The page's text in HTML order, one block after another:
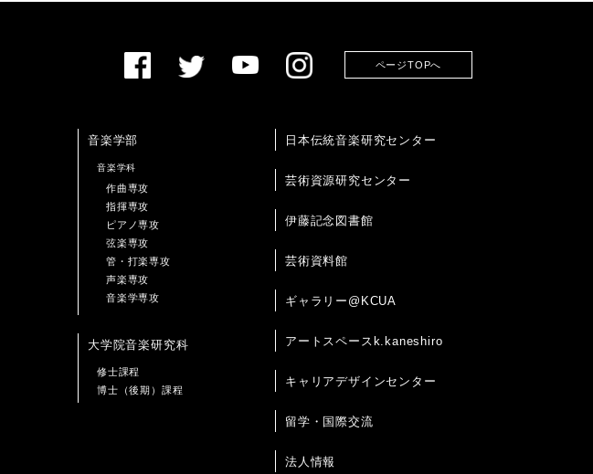
ページTOPへ
音楽学部
音楽学科
作曲専攻
指揮専攻
ピアノ専攻
弦楽専攻
管・打楽専攻
声楽専攻
音楽学専攻
大学院音楽研究科
修士課程
博士（後期）課程
日本伝統音楽研究センター
芸術資源研究センター
伊藤記念図書館
芸術資料館
ギャラリー@KCUA
アートスペースk.kaneshiro
キャリアデザインセンター
留学・国際交流
法人情報